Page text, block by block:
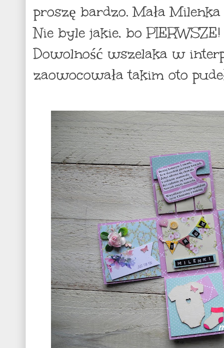
proszę bardzo. Mała
Nie byle jakie, bo PIERWSZE!
Dowolność wszelaka w
zaowocowała takim oto